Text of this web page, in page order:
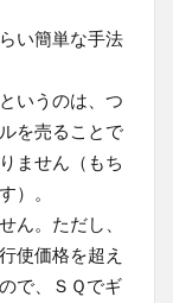
い簡単な手法
いうのは、つ
を売ることで
ません（もち
）。
ん。ただし、
使価格を超え
で、ＳＱでギ